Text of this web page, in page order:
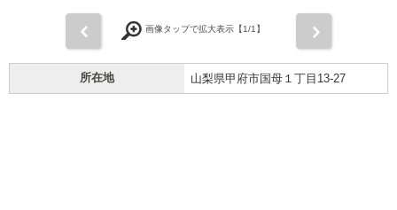
画像タップで拡大表示【1/1】
所在地 山梨県甲府市国母１丁目13-27